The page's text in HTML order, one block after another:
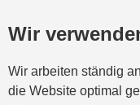
Wir
Wir arbeiten ständig
die Website optimal
Service: